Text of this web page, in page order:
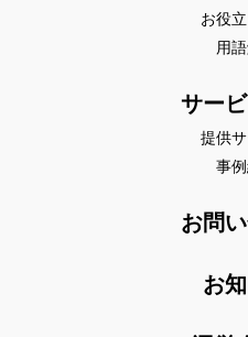
お役
用
サー
提供
事
お問
お